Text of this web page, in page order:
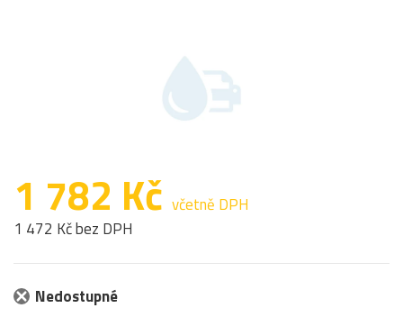
1 782 Kč včetně DPH
1 472 Kč bez DPH
Nedostupné